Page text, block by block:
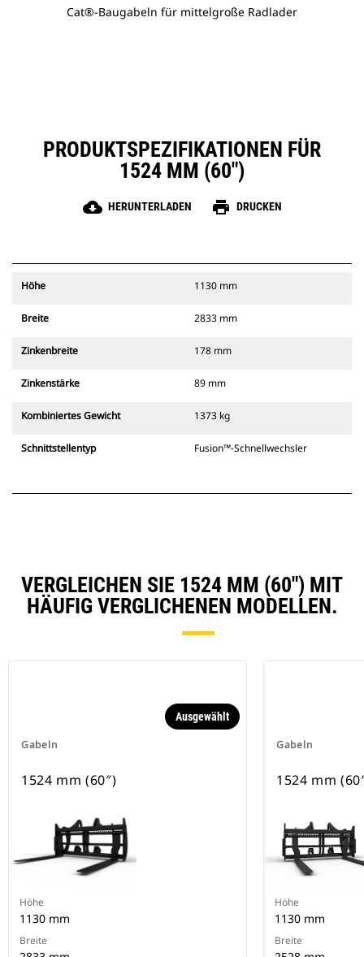
Cat®-Baugabeln für mittelgroße Radlader
PRODUKTSPEZIFIKATIONEN FÜR
1524 MM (60″)
cloud_download HERUNTERLADEN print DRUCKEN
Höhe 1130 mm
Breite 2833 mm
Zinkenbreite 178 mm
Zinkenstärke 89 mm
Kombiniertes Gewicht 1373 kg
Schnittstellentyp Fusion™-Schnellwechsler
VERGLEICHEN SIE 1524 MM (60″) MIT
HÄUFIG VERGLICHENEN MODELLEN.
Gabeln
Ausgewählt
1524 mm (60″)
Höhe
1130 mm
Breite
Gabeln
1524 mm
Höhe
1130 mm
Breite